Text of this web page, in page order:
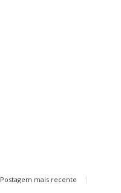
Postagem mais recente